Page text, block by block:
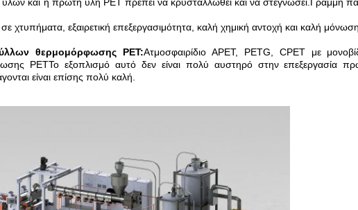
χτυπήματα, εξαιρετική επεξεργασιμότητα, καλή χημική αντοχή και καλή μόνωση.
θερμομόρφωσης PET:Ατμοσφαιρίδιο APET, PETG, CPET με
PETΤο εξοπλισμό αυτό δεν είναι πολύ αυστηρό στην επεξεργασία
είναι επίσης πολύ καλή.